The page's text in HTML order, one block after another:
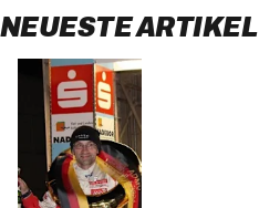
NEUESTE ARTIKEL